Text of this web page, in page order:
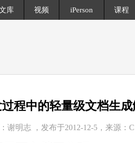
库 视频 iPerson 课程
程中的轻量级文档生
谢明志 ，发布于2012-12-5，来源：